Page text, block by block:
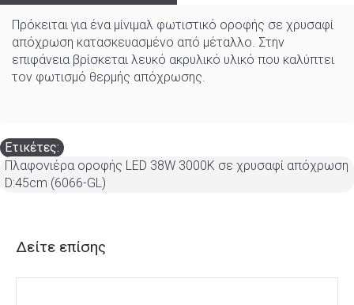
Πρόκειται για ένα μίνιμαλ φωτιστικό οροφής σε χρυσαφί
απόχρωση κατασκευασμένο από μέταλλο. Στην
επιφάνεια βρίσκεται λευκό ακρυλικό υλικό που καλύπτει
τον φωτισμό θερμής απόχρωσης.
Ετικέτες:
Πλαφονιέρα οροφής LED 38W 3000Κ σε χρυσαφί απόχρωση
D:45cm (6066-GL)
Δείτε επίσης